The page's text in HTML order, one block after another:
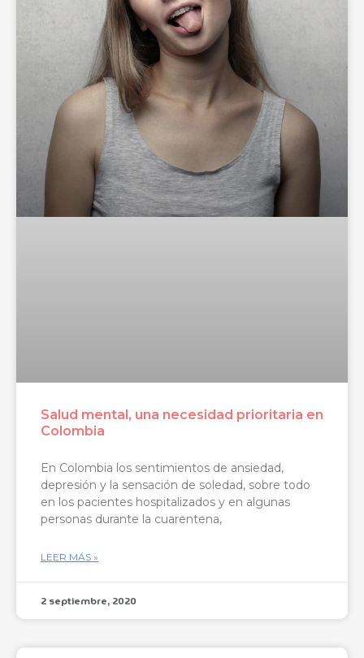
Salud mental, una necesidad prioritaria en
Colombia
En Colombia los sentimientos de ansiedad,
depresión y la sensación de soledad, sobre todo
en los pacientes hospitalizados y en algunas
personas durante la cuarentena,
LEER MÁS »
2 septiembre, 2020